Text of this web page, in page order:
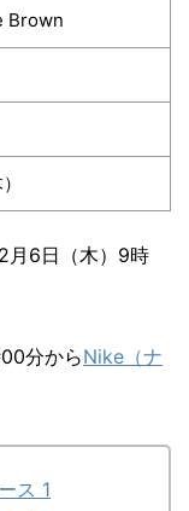
Brown
月6日（木）9時
分からNike（ナ
ス 1